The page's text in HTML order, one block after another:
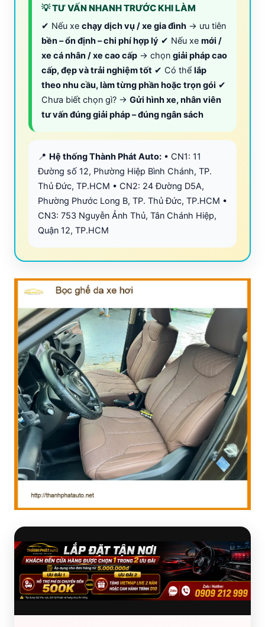
💡 TƯ VẤN NHANH TRƯỚC KHI LÀM
✔ Nếu xe chạy dịch vụ / xe gia đình → ưu tiên
bền – ổn định – chi phí hợp lý ✔ Nếu xe mới /
xe cá nhân / xe cao cấp → chọn giải pháp cao
cấp, đẹp và trải nghiệm tốt ✔ Có thể lắp
theo nhu cầu, làm từng phần hoặc trọn gói ✔
Chưa biết chọn gì? → Gửi hình xe, nhân viên
tư vấn đúng giải pháp – đúng ngân sách
📍 Hệ thống Thành Phát Auto: • CN1: 11
Đường số 12, Phường Hiệp Bình Chánh, TP.
Thủ Đức, TP.HCM • CN2: 24 Đường D5A,
Phường Phước Long B, TP. Thủ Đức, TP.HCM •
CN3: 753 Nguyễn Ảnh Thủ, Tân Chánh Hiệp,
Quận 12, TP.HCM